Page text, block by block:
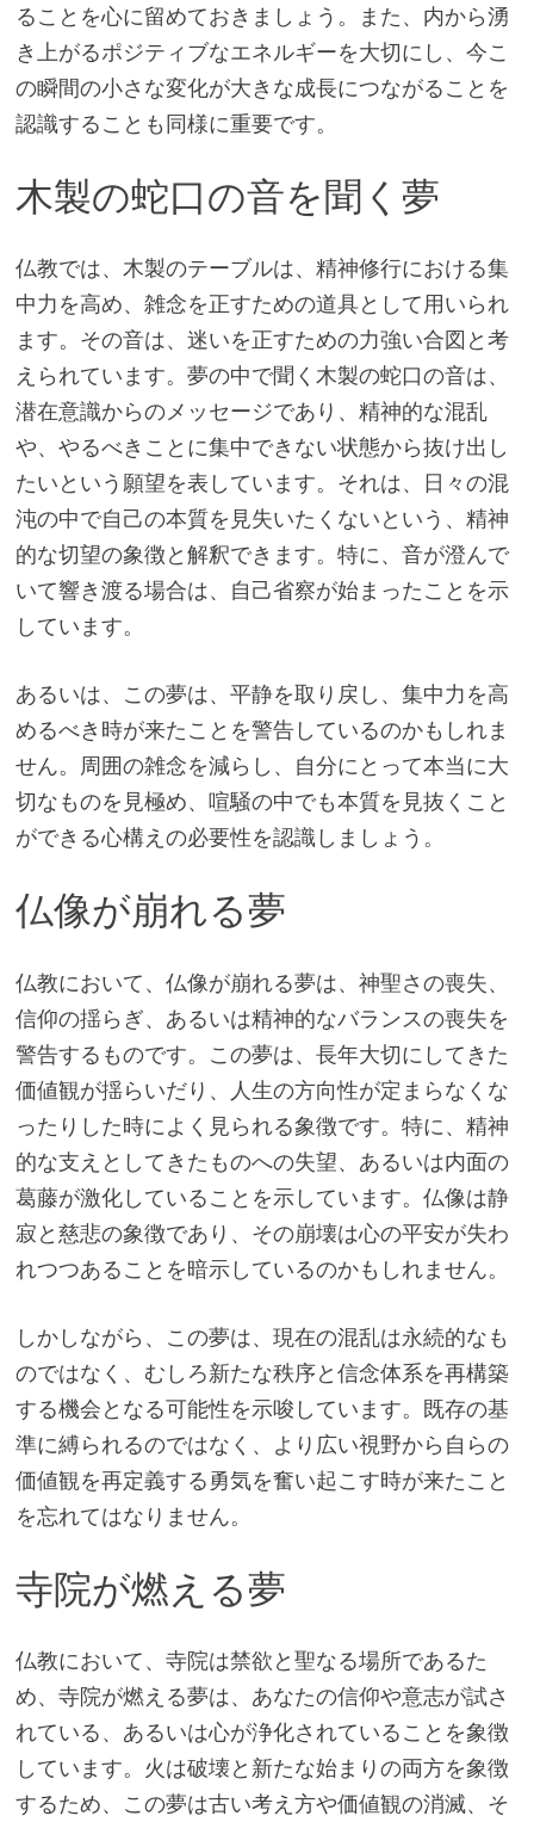
ることを心に留めておきましょう。また、内から湧
き上がるポジティブなエネルギーを大切にし、今こ
の瞬間の小さな変化が大きな成長につながることを
認識することも同様に重要です。
木製の蛇口の音を聞く夢
仏教では、木製のテーブルは、精神修行における集
中力を高め、雑念を正すための道具として用いられ
ます。その音は、迷いを正すための力強い合図と考
えられています。夢の中で聞く木製の蛇口の音は、
潜在意識からのメッセージであり、精神的な混乱
や、やるべきことに集中できない状態から抜け出し
たいという願望を表しています。それは、日々の混
沌の中で自己の本質を見失いたくないという、精神
的な切望の象徴と解釈できます。特に、音が澄んで
いて響き渡る場合は、自己省察が始まったことを示
しています。
あるいは、この夢は、平静を取り戻し、集中力を高
めるべき時が来たことを警告しているのかもしれま
せん。周囲の雑念を減らし、自分にとって本当に大
切なものを見極め、喧騒の中でも本質を見抜くこと
ができる心構えの必要性を認識しましょう。
仏像が崩れる夢
仏教において、仏像が崩れる夢は、神聖さの喪失、
信仰の揺らぎ、あるいは精神的なバランスの喪失を
警告するものです。この夢は、長年大切にしてきた
価値観が揺らいだり、人生の方向性が定まらなくな
ったりした時によく見られる象徴です。特に、精神
的な支えとしてきたものへの失望、あるいは内面の
葛藤が激化していることを示しています。仏像は静
寂と慈悲の象徴であり、その崩壊は心の平安が失わ
れつつあることを暗示しているのかもしれません。
しかしながら、この夢は、現在の混乱は永続的なも
のではなく、むしろ新たな秩序と信念体系を再構築
する機会となる可能性を示唆しています。既存の基
準に縛られるのではなく、より広い視野から自らの
価値観を再定義する勇気を奮い起こす時が来たこと
を忘れてはなりません。
寺院が燃える夢
仏教において、寺院は禁欲と聖なる場所であるた
め、寺院が燃える夢は、あなたの信仰や意志が試さ
れている、あるいは心が浄化されていることを象徴
しています。火は破壊と新たな始まりの両方を象徴
するため、この夢は古い考え方や価値観の消滅、そ